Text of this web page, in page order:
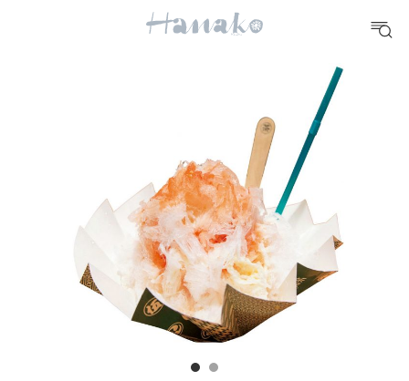
10 CATEGORIES
TRAVEL
どこ行く？
FORTUNE
明日のわたし
[12星座別] Weekly Holoscope
HEALTH
自分にやさしく